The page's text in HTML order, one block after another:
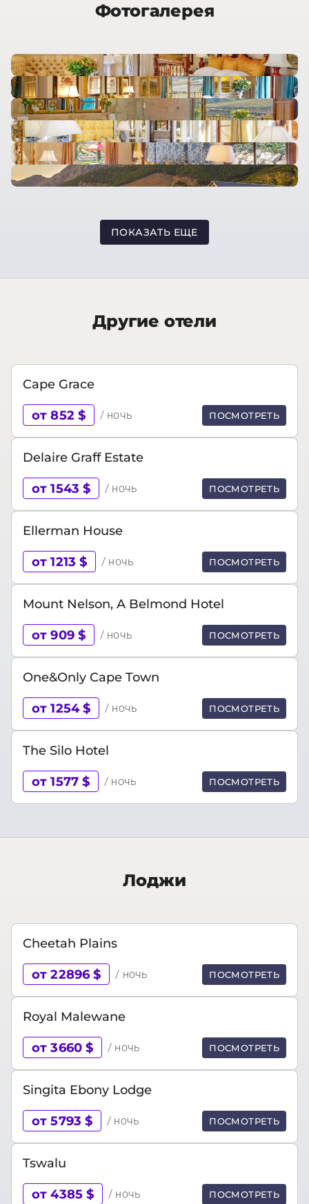
Фотогалерея
ПОКАЗАТЬ ЕЩЕ
Другие отели
Cape Grace
от 852 $ / ночь ПОСМОТРЕТЬ
Delaire Graff Estate
от 1543 $ / ночь ПОСМОТРЕТЬ
Ellerman House
от 1213 $ / ночь ПОСМОТРЕТЬ
Mount Nelson, A Belmond Hotel
от 909 $ / ночь ПОСМОТРЕТЬ
One&Only Cape Town
от 1254 $ / ночь ПОСМОТРЕТЬ
The Silo Hotel
от 1577 $ / ночь ПОСМОТРЕТЬ
Лоджи
Cheetah Plains
от 22896 $ / ночь ПОСМОТРЕТЬ
Royal Malewane
от 3660 $ / ночь ПОСМОТРЕТЬ
Singita Ebony Lodge
от 5793 $ / ночь ПОСМОТРЕТЬ
Tswalu
от 4385 $ / ночь ПОСМОТРЕТЬ